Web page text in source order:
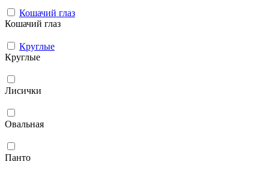
Кошачий глаз
Кошачий глаз
Круглые
Круглые
Лисички
Овальная
Панто